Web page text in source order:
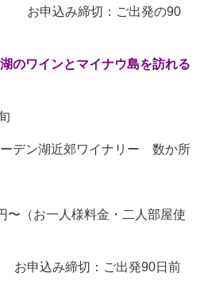
申込み締切：ご出発の90
のワインとマイナウ島を訪れる
デン湖近郊ワイナリー 数か所
（お一人様料金・二人部屋使
申込み締切：ご出発90日前